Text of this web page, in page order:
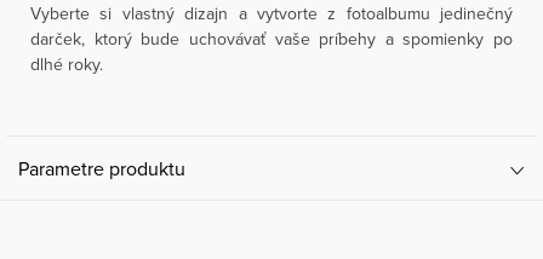
Vyberte si vlastný dizajn a vytvorte z fotoalbumu jedinečný
darček, ktorý bude uchovávať vaše príbehy a spomienky po
dlhé roky.
Parametre produktu